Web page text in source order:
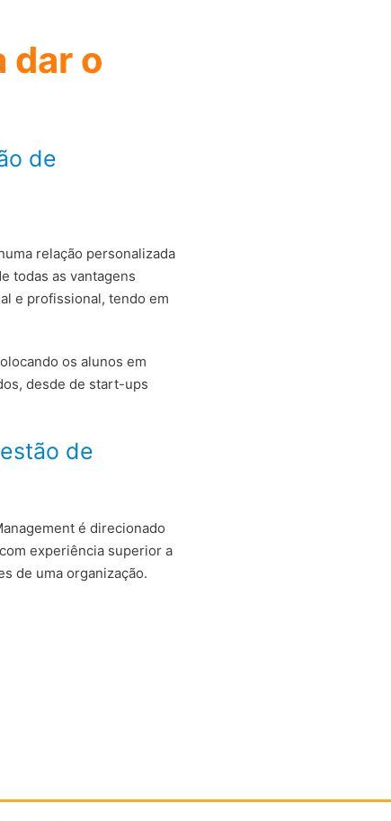
dar o
de
relação personalizada
todas as vantagens
e profissional, tendo em
os alunos em
desde de start-ups
de
é direcionado
experiência superior a
de uma organização.